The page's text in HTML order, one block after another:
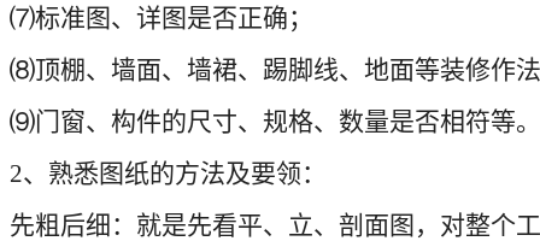
⑺标准图、详图是否正确；
⑻顶棚、墙面、墙裙、踢脚线、地面等装修作
⑼门窗、构件的尺寸、规格、数量是否相符等。
2、熟悉图纸的方法及要领：
先粗后细：就是先看平、立、剖面图，对整个